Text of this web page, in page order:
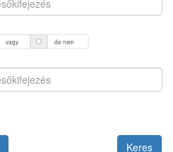
vagy de nem